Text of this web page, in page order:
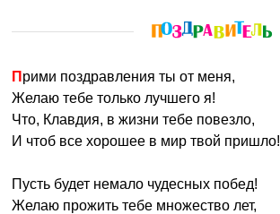
Прими поздравления ты от меня,
Желаю тебе только лучшего я!
Что, Клавдия, в жизни тебе повезло,
И чтоб все хорошее в мир твой пришло!
Пусть будет немало чудесных побед!
Желаю прожить тебе множество лет,